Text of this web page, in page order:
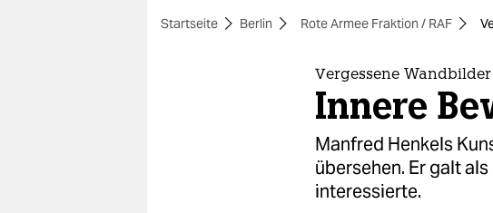
themen
Startseite Berlin Rote Armee Fraktion / RAF
Vergessene
Innere
Manfred Henkels
übersehen. Er galt
interessierte.